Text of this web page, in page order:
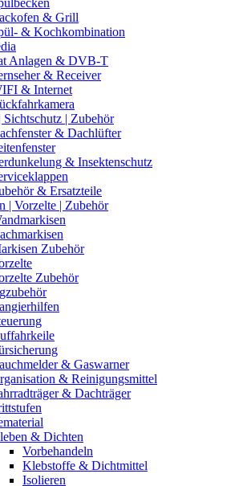
& Grill
& Kochkombination
Anlagen & DVB-T
& Receiver
& Internet
Sichtschutz | Zubehör
& Dachlüfter
& Insektenschutz
& Ersatzteile
| Vorzelte | Zubehör
Zubehör
Zubehör
& Gaswarner
& Reinigungsmittel
& Dachträger
& Dichten
Vorbehandeln
Klebstoffe & Dichtmittel
Isolieren